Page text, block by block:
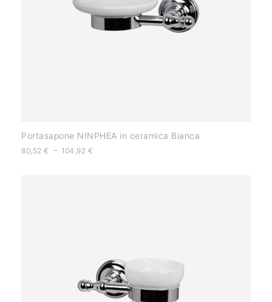
Portasapone NINPHEA in ceramica Bianca
80,52 € - 104,92 €